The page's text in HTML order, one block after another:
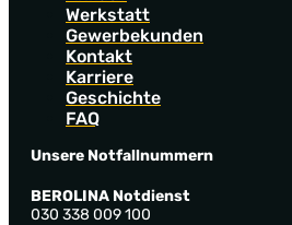
Werkstatt
Gewerbekunden
Kontakt
Karriere
Geschichte
FAQ
Unsere Notfallnummern
BEROLINA Notdienst
030 338 009 100